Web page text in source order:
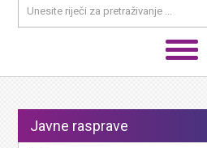
Javne rasprave